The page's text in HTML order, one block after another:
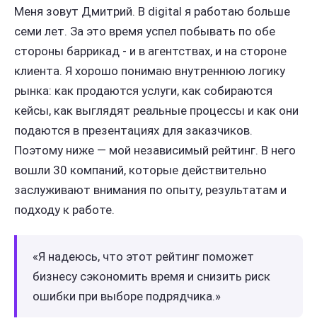
Меня зовут Дмитрий. В digital я работаю больше
семи лет. За это время успел побывать по обе
стороны баррикад - и в агентствах, и на стороне
клиента. Я хорошо понимаю внутреннюю логику
рынка: как продаются услуги, как собираются
кейсы, как выглядят реальные процессы и как они
подаются в презентациях для заказчиков.
Поэтому ниже — мой независимый рейтинг. В него
вошли 30 компаний, которые действительно
заслуживают внимания по опыту, результатам и
подходу к работе.
«Я надеюсь, что этот рейтинг поможет
бизнесу сэкономить время и снизить риск
ошибки при выборе подрядчика.»